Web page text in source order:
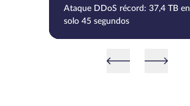
Ataque DDoS récord: 37,4 TB en
solo 45 segundos